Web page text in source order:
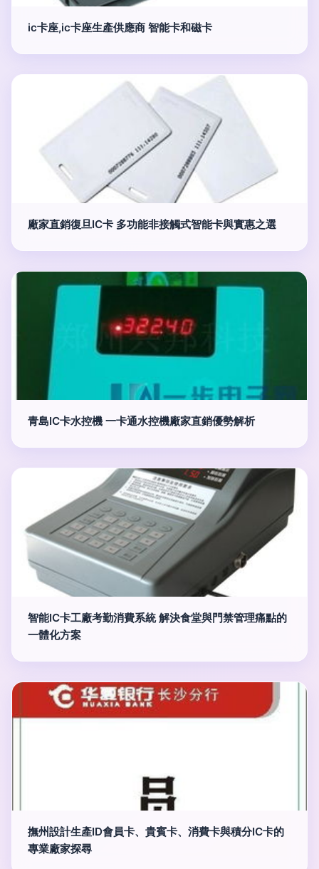
ic卡座,ic卡座生產供應商 智能卡和磁卡
廠家直銷復旦IC卡 多功能非接觸式智能卡與實惠之選
青島IC卡水控機 一卡通水控機廠家直銷優勢解析
智能IC卡工廠考勤消費系統 解決食堂與門禁管理痛點的
一體化方案
撫州設計生產ID會員卡、貴賓卡、消費卡與積分IC卡的
專業廠家探尋